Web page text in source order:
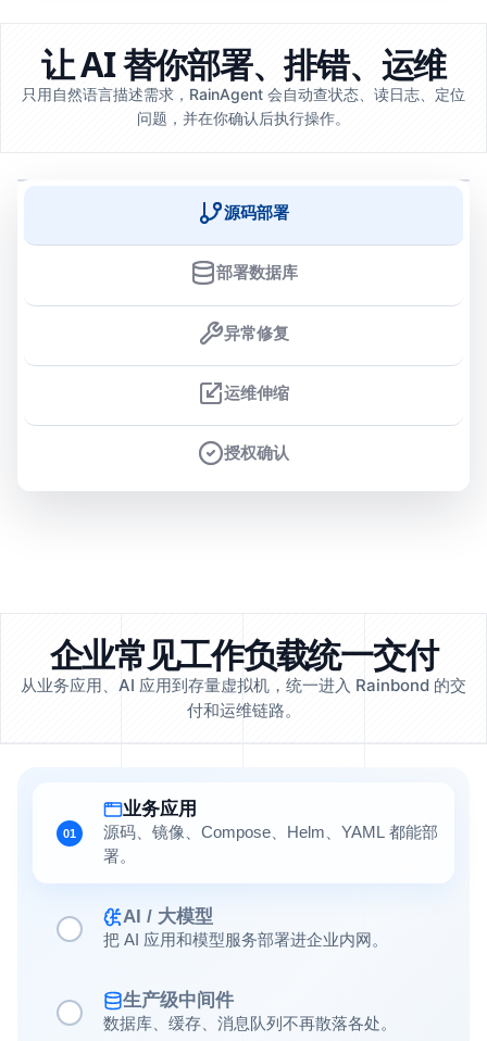
让 AI 替你部署、排错、运维
只用自然语言描述需求，RainAgent 会自动查状态、读日志、定位
问题，并在你确认后执行操作。
源码部署
部署数据库
异常修复
运维伸缩
授权确认
企业常见工作负载统一交付
从业务应用、AI 应用到存量虚拟机，统一进入 Rainbond 的交
付和运维链路。
01
业务应用
源码、镜像、Compose、Helm、YAML 都能部
署。
AI / 大模型
把 AI 应用和模型服务部署进企业内网。
生产级中间件
数据库、缓存、消息队列不再散落各处。